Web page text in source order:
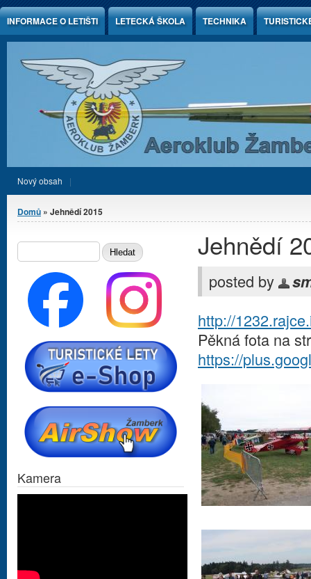
Jump to Content
INFORMACE O LETIŠTI LETECKÁ ŠKOLA TECHNIKA
Nový obsah
Jste zde
Domů » Jehnědí 2015
Jehnědí
posted by
http://
Pěkná fota na
https://
Vyhledávání
Kamera